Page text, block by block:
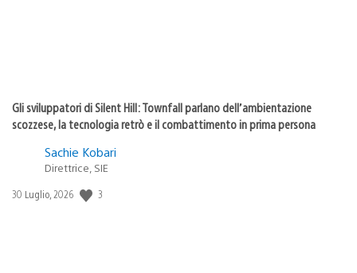
Gli sviluppatori di Silent Hill: Townfall parlano dell’ambientazione
scozzese, la tecnologia retrò e il combattimento in prima persona
Sachie Kobari
Direttrice, SIE
Data
30 Luglio, 2026 3